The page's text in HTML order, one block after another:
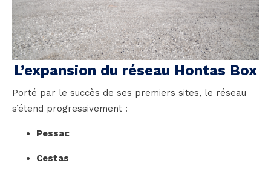
L’expansion du réseau Hontas Box
Porté par le succès de ses premiers sites, le réseau
s’étend progressivement :
Pessac
Cestas